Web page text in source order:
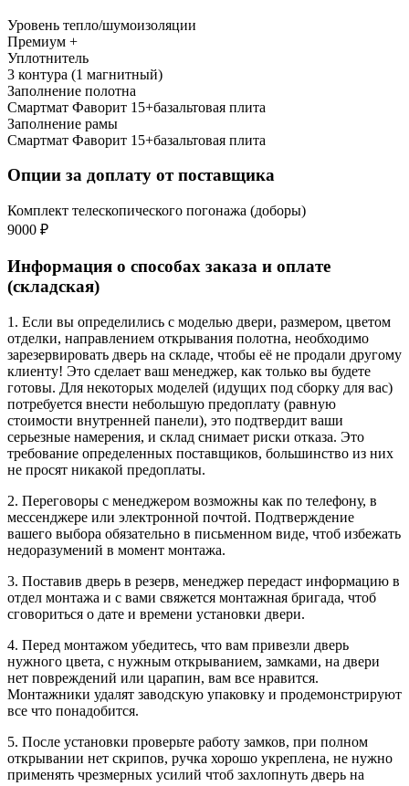
Уровень тепло/шумоизоляции
Премиум +
Уплотнитель
3 контура (1 магнитный)
Заполнение полотна
Смартмат Фаворит 15+базальтовая плита
Заполнение рамы
Смартмат Фаворит 15+базальтовая плита
Опции за доплату от поставщика
Комплект телескопического погонажа (доборы)
9000 ₽
Информация о способах заказа и оплате
(складская)
1. Если вы определились с моделью двери, размером, цветом
отделки, направлением открывания полотна, необходимо
зарезервировать дверь на складе, чтобы её не продали другому
клиенту! Это сделает ваш менеджер, как только вы будете
готовы. Для некоторых моделей (идущих под сборку для вас)
потребуется внести небольшую предоплату (равную
стоимости внутренней панели), это подтвердит ваши
серьезные намерения, и склад снимает риски отказа. Это
требование определенных поставщиков, большинство из них
не просят никакой предоплаты.
2. Переговоры с менеджером возможны как по телефону, в
мессенджере или электронной почтой. Подтверждение
вашего выбора обязательно в письменном виде, чтоб избежать
недоразумений в момент монтажа.
3. Поставив дверь в резерв, менеджер передаст информацию в
отдел монтажа и с вами свяжется монтажная бригада, чтоб
сговориться о дате и времени установки двери.
4. Перед монтажом убедитесь, что вам привезли дверь
нужного цвета, с нужным открыванием, замками, на двери
нет повреждений или царапин, вам все нравится.
Монтажники удалят заводскую упаковку и продемонстрируют
все что понадобится.
5. После установки проверьте работу замков, при полном
открывании нет скрипов, ручка хорошо укреплена, не нужно
применять чрезмерных усилий чтоб захлопнуть дверь на